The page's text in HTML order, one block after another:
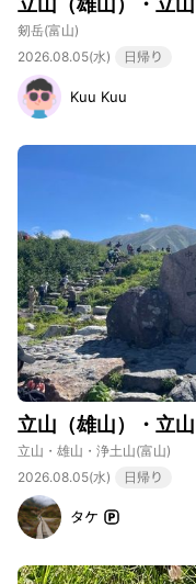
剱岳(富山)
2026.08.05(水)
日帰り
Kuu Kuu
立山・雄山・浄土山(富山)
2026.08.05(水)
日帰り
タケ